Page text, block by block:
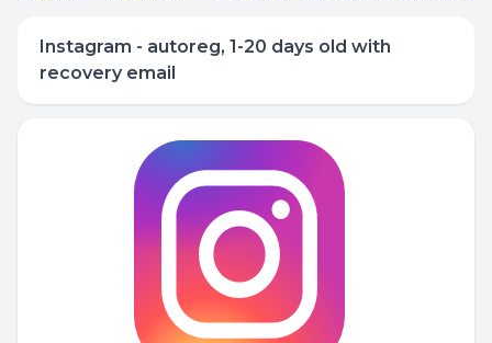
Instagram - autoreg, 1-20 days old with
recovery email